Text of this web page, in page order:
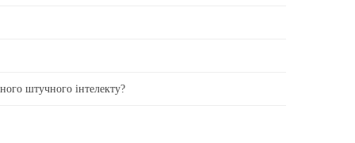
штучного інтелекту?